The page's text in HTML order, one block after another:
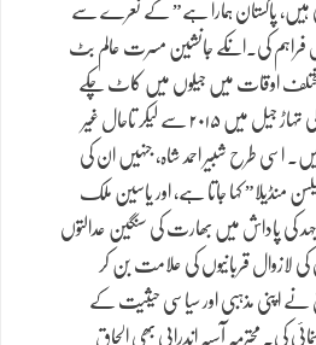
ہیں، پاکستان ہمارا ہے” کے نعرے سے
فراہم کی۔انکے جانشین مسرت عالم بٹ
اوقات میں جیلوں میں کاٹ چکے
ہیں اور اس وقت بھی دہلی کی تہاڑ جیل میں ۲۰۱۵ سے لیکر تاحال غیر
ہیں۔ اسی طرح شبیر احمد شاہ، جنہیں ان کی
منڈیلا” کہا جاتا ہے، اور یاسین ملک
کی پاداش میں بھارت کی سنگین عدالتوں
کی لازوال قربانیوں کی علامت بن کر
نے اپنی مذہبی اور سیاسی حیثیت کے
کی۔ محترمہ آسیہ اندرابی بھی الحاق